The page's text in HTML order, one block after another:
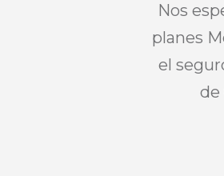
Nos
planes
el
de